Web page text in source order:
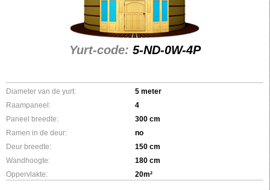
Yurt-code: 5-ND-0W-4P
Diameter van de yurt:
Raampaneel:
Paneel breedte:
5 meter
4
300 cm
Ramen in de deur:
Deur breedte:
Wandhoogte:
Oppervlakte:
no
150 cm
180 cm
20m²